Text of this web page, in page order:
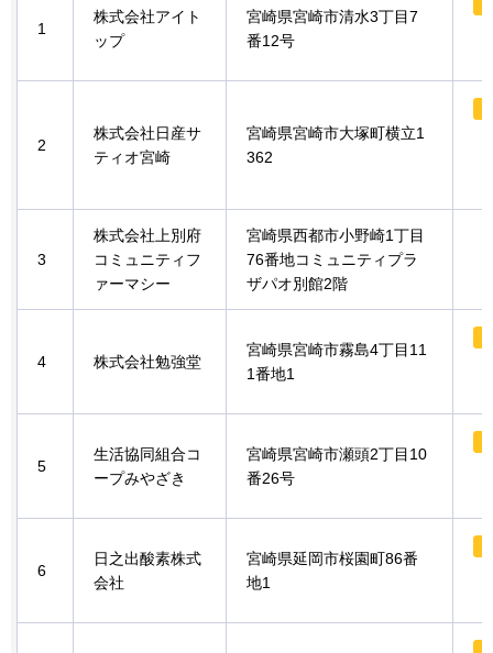
1
株式会社アイト
ップ
宮崎県宮崎市清水3丁目7
番12号
2
株式会社日産サ
ティオ宮崎
宮崎県宮崎市大塚町横立1
362
3
株式会社上別府
コミュニティフ
ァーマシー
宮崎県西都市小野崎1丁目
76番地コミュニティプラ
ザパオ別館2階
4 株式会社勉強堂
宮崎県宮崎市霧島4丁目11
1番地1
5
生活協同組合コ
ープみやざき
宮崎県宮崎市瀬頭2丁目10
番26号
6
日之出酸素株式
会社
宮崎県延岡市桜園町86番
地1